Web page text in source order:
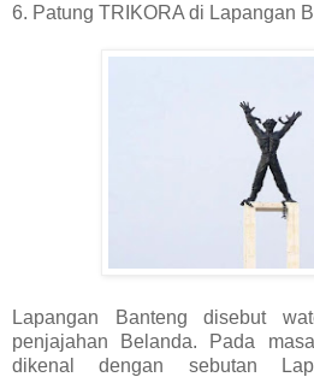
6. Patung TRIKORA di Lapangan
Lapangan Banteng disebut
penjajahan Belanda. Pada
dikenal dengan sebutan